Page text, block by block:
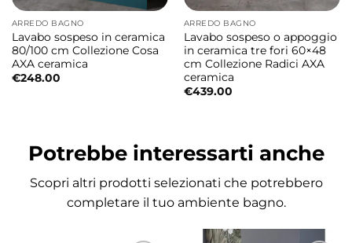
e una totale libertà di movimento. Le linee
morbide e sinuose la rendono
particolarmente accogliente e valorizzano
l’ambiente bagno con uno stile elegante e
contemporaneo. I due cuscini ergonomici
momento di benessere, da soli o in
compagnia. L’installazione da incasso
consente di integrare perfettamente la
ARREDO BAGNO
Lavabo sospeso in ceramica
80/100 cm Collezione Cosa
AXA ceramica
€248.00
ARREDO BAGNO
Lavabo sospeso o appoggio
in ceramica tre fori 60×48
cm Collezione Radici AXA
ceramica
€439.00
Potrebbe interessarti anche
Scopri altri prodotti selezionati che potrebbero
completare il tuo ambiente bagno.